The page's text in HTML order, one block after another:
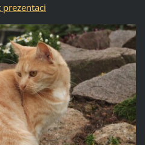
prezentaci